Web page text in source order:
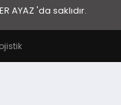
AYAZ 'da saklıdır.